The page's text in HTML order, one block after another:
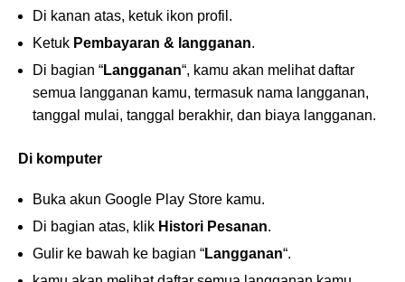
Di kanan atas, ketuk ikon profil.
Ketuk Pembayaran & langganan.
Di bagian “Langganan“, kamu akan melihat daftar
semua langganan kamu, termasuk nama langganan,
tanggal mulai, tanggal berakhir, dan biaya langganan.
Di komputer
Buka akun Google Play Store kamu.
Di bagian atas, klik Histori Pesanan.
Gulir ke bawah ke bagian “Langganan“.